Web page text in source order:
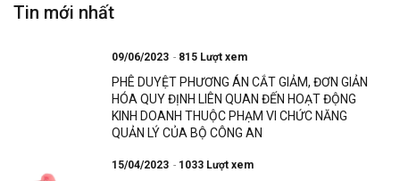
Tin mới nhất
09/06/2023 815 Lượt xem
PHÊ DUYỆT PHƯƠNG ÁN CẮT GIẢM, ĐƠN GIẢN
HÓA QUY ĐỊNH LIÊN QUAN ĐẾN HOẠT ĐỘNG
KINH DOANH THUỘC PHẠM VI CHỨC NĂNG
QUẢN LÝ CỦA BỘ CÔNG AN
15/04/2023 1033 Lượt xem